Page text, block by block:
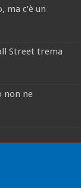
ma c’è un
Street trema
non ne